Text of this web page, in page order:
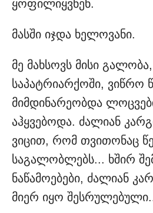
ყოფილიყვნენ.
მასში იჯდა ხელოვანი.
მე მახსოვს მისი
საპატრიარქოში, ვიწრო
მიმდინარეობდა
აჰყვებოდა. ძალიან
ვიცით, რომ თვითონაც
საგალობლებს... ხშირ
ნაწამოებები, ძალიან
მიერ იყო